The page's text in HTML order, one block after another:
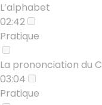
L’alphabet
02:42
Pratique
La prononciation du C
03:04
Pratique